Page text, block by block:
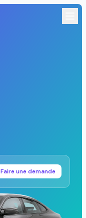
Faire une demande